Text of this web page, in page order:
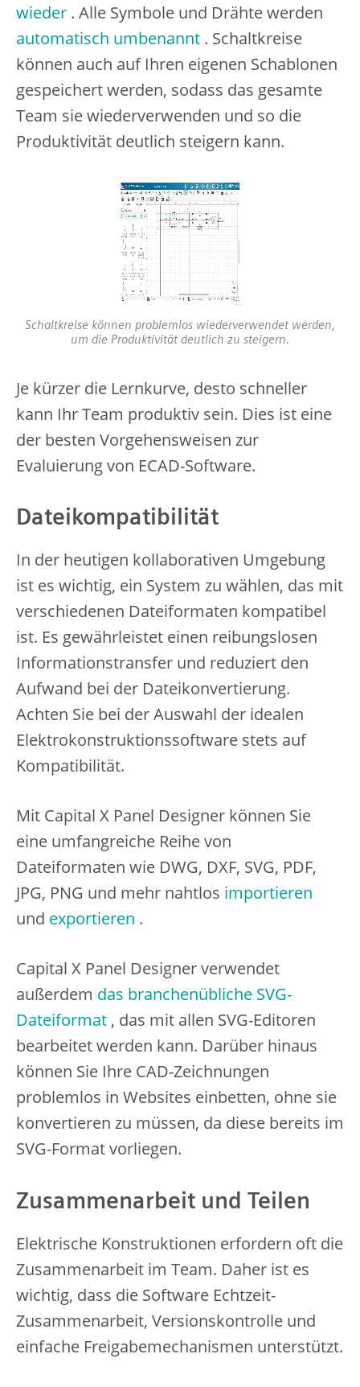
wieder . Alle Symbole und Drähte werden
automatisch umbenannt . Schaltkreise
können auch auf Ihren eigenen Schablonen
gespeichert werden, sodass das gesamte
Team sie wiederverwenden und so die
Produktivität deutlich steigern kann.
Schaltkreise können problemlos wiederverwendet werden,
um die Produktivität deutlich zu steigern.
Je kürzer die Lernkurve, desto schneller
kann Ihr Team produktiv sein. Dies ist eine
der besten Vorgehensweisen zur
Evaluierung von ECAD-Software.
Dateikompatibilität
In der heutigen kollaborativen Umgebung
ist es wichtig, ein System zu wählen, das mit
verschiedenen Dateiformaten kompatibel
ist. Es gewährleistet einen reibungslosen
Informationstransfer und reduziert den
Aufwand bei der Dateikonvertierung.
Achten Sie bei der Auswahl der idealen
Elektrokonstruktionssoftware stets auf
Kompatibilität.
Mit Capital X Panel Designer können Sie
eine umfangreiche Reihe von
Dateiformaten wie DWG, DXF, SVG, PDF,
JPG, PNG und mehr nahtlos importieren
und exportieren .
Capital X Panel Designer verwendet
außerdem das branchenübliche SVG-
Dateiformat , das mit allen SVG-Editoren
bearbeitet werden kann. Darüber hinaus
können Sie Ihre CAD-Zeichnungen
problemlos in Websites einbetten, ohne sie
konvertieren zu müssen, da diese bereits im
SVG-Format vorliegen.
Zusammenarbeit und Teilen
Elektrische Konstruktionen erfordern oft die
Zusammenarbeit im Team. Daher ist es
wichtig, dass die Software Echtzeit-
Zusammenarbeit, Versionskontrolle und
einfache Freigabemechanismen unterstützt.